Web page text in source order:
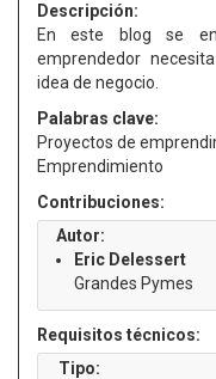
Descripción:
En este blog se
emprendedor
idea de negocio.
Palabras clave:
Proyectos de
Emprendimiento
Contribuciones:
Autor:
Eric Delessert
Grandes Pymes
Requisitos técnicos:
Tipo: